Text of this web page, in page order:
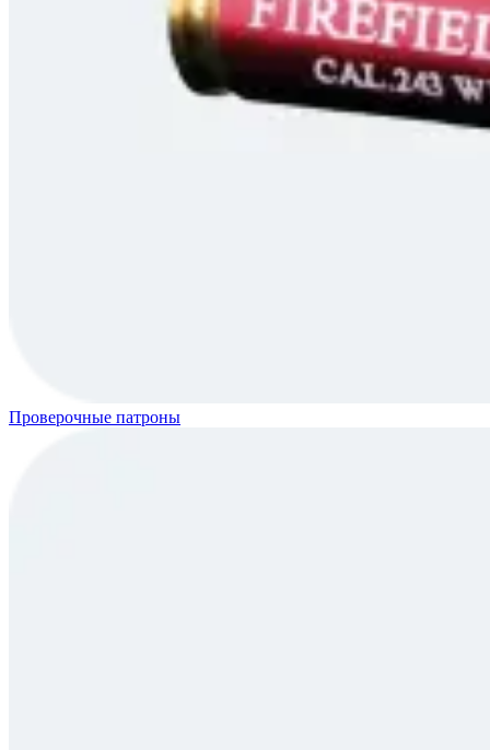
Проверочные патроны